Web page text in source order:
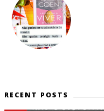
RECENT POSTS